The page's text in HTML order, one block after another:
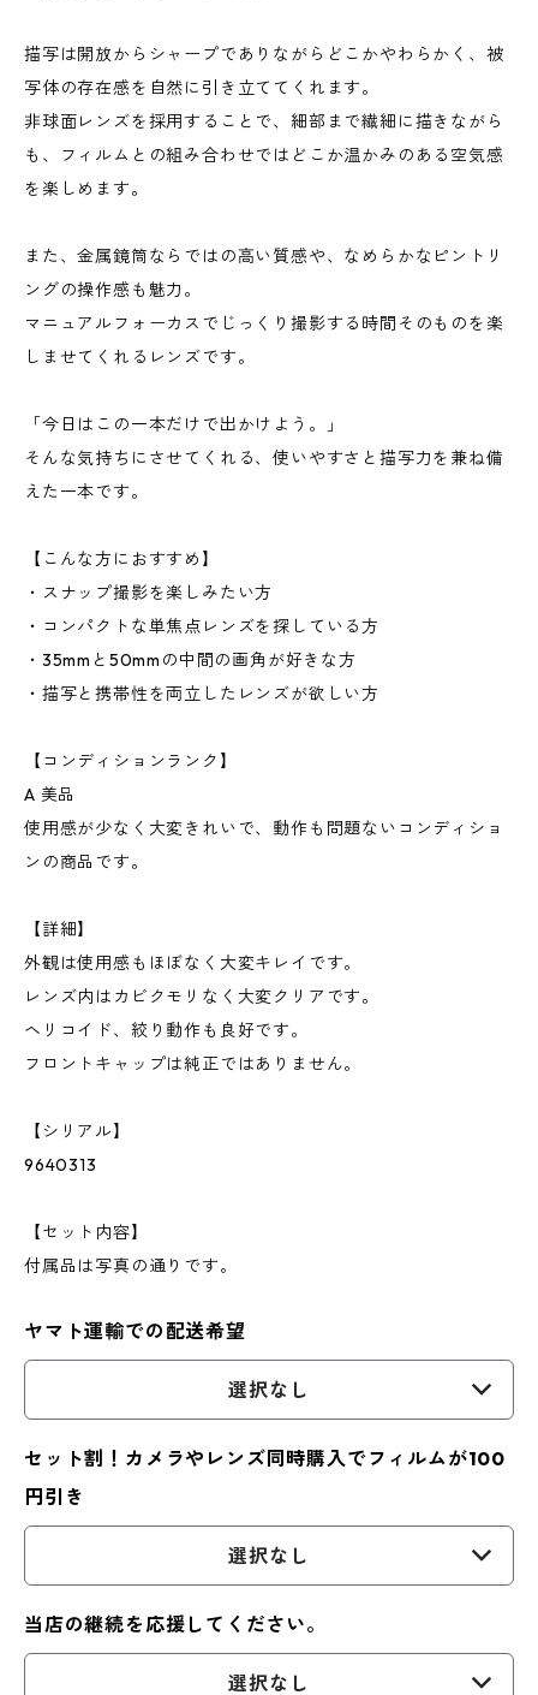
描写は開放からシャープでありながらどこかやわらかく、被
写体の存在感を自然に引き立ててくれます。
非球面レンズを採用することで、細部まで繊細に描きながら
も、フィルムとの組み合わせではどこか温かみのある空気感
を楽しめます。
また、金属鏡筒ならではの高い質感や、なめらかなピントリ
ングの操作感も魅力。
マニュアルフォーカスでじっくり撮影する時間そのものを楽
しませてくれるレンズです。
「今日はこの一本だけで出かけよう。」
そんな気持ちにさせてくれる、使いやすさと描写力を兼ね備
えた一本です。
【こんな方におすすめ】
・スナップ撮影を楽しみたい方
・コンパクトな単焦点レンズを探している方
・35mmと50mmの中間の画角が好きな方
・描写と携帯性を両立したレンズが欲しい方
【コンディションランク】
A 美品
使用感が少なく大変きれいで、動作も問題ないコンディショ
ンの商品です。
【詳細】
外観は使用感もほぼなく大変キレイです。
レンズ内はカビクモリなく大変クリアです。
ヘリコイド、絞り動作も良好です。
フロントキャップは純正ではありません。
【シリアル】
9640313
【セット内容】
付属品は写真の通りです。
ヤマト運輸での配送希望
選択なし
セット割！カメラやレンズ同時購入でフィルムが100
円引き
選択なし
当店の継続を応援してください。
選択なし